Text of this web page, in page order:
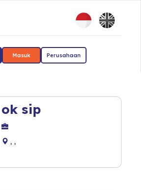
Masuk Perusahaan
ok sip
, ,